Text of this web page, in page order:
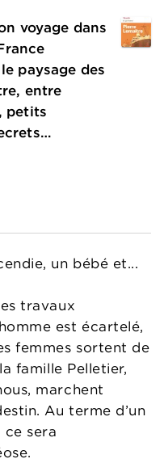
voyage dans
paysage des
entre
petits
un bébé et...
travaux
est écartelé,
femmes sortent de
famille Pelletier,
marchent
Au terme d’un
sera